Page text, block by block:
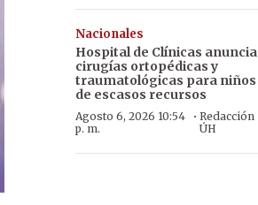
Nacionales
Hospital de Clínicas anuncia
cirugías ortopédicas y
traumatológicas para niños
de escasos recursos
Agosto 6, 2026 10:54
p. m.
· Redacción
ÚH